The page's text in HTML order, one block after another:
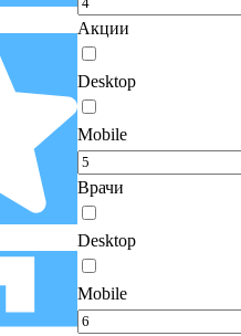
Акции
Desktop
Mobile
Врачи
Desktop
Mobile